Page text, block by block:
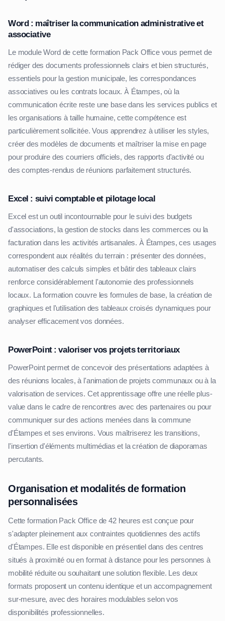
Word : maîtriser la communication administrative et
associative
Le module Word de cette formation Pack Office vous permet de
rédiger des documents professionnels clairs et bien structurés,
essentiels pour la gestion municipale, les correspondances
associatives ou les contrats locaux. À Étampes, où la
communication écrite reste une base dans les services publics et
les organisations à taille humaine, cette compétence est
particulièrement sollicitée. Vous apprendrez à utiliser les styles,
créer des modèles de documents et maîtriser la mise en page
pour produire des courriers officiels, des rapports d'activité ou
des comptes-rendus de réunions parfaitement structurés.
Excel : suivi comptable et pilotage local
Excel est un outil incontournable pour le suivi des budgets
d'associations, la gestion de stocks dans les commerces ou la
facturation dans les activités artisanales. À Étampes, ces usages
correspondent aux réalités du terrain : présenter des données,
automatiser des calculs simples et bâtir des tableaux clairs
renforce considérablement l'autonomie des professionnels
locaux. La formation couvre les formules de base, la création de
graphiques et l'utilisation des tableaux croisés dynamiques pour
analyser efficacement vos données.
PowerPoint : valoriser vos projets territoriaux
PowerPoint permet de concevoir des présentations adaptées à
des réunions locales, à l'animation de projets communaux ou à la
valorisation de services. Cet apprentissage offre une réelle plus-
value dans le cadre de rencontres avec des partenaires ou pour
communiquer sur des actions menées dans la commune
d'Étampes et ses environs. Vous maîtriserez les transitions,
l'insertion d'éléments multimédias et la création de diaporamas
percutants.
Organisation et modalités de formation
personnalisées
Cette formation Pack Office de 42 heures est conçue pour
s'adapter pleinement aux contraintes quotidiennes des actifs
d'Étampes. Elle est disponible en présentiel dans des centres
situés à proximité ou en format à distance pour les personnes à
mobilité réduite ou souhaitant une solution flexible. Les deux
formats proposent un contenu identique et un accompagnement
sur-mesure, avec des horaires modulables selon vos
disponibilités professionnelles.